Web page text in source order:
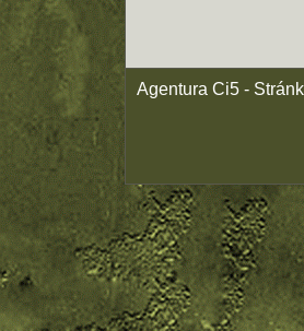
Agentura Ci5 -